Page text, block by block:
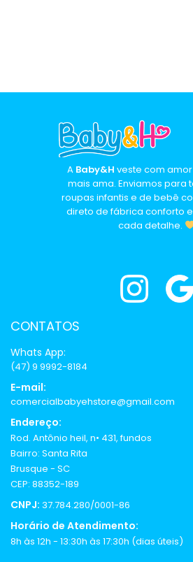
A Baby&H veste com
mais ama. Enviamos para
roupas infantis e de bebê
direto de fábrica conforto
cada detalhe.
CONTATOS
Whats App:
(47) 9 9992-8184
E-mail:
comercialbabyehstore@gmail.com
Endereço:
Rod. Antônio heil, n• 431, fundos
Bairro: Santa Rita
Brusque - SC
CEP: 88352-189
CNPJ: 37.784.280/0001-86
Horário de Atendimento:
8h às 12h - 13:30h às 17:30h (dias úteis)